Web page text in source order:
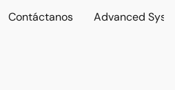
Contáctanos Advanced